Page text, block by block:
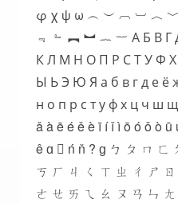
φ χ ψ ω ︵ ︶ ︹ ︺ ︿
﹃ ﹄ ︻ ︼ ︷ ︸ А Б В
К Л М Н О П Р С Т У Ф
Ы Ь Э Ю Я а б в г д е ё
н о п р с т у ф х ц ч ш
ǎ à ē é ě è ī í ǐ ì ō ó ǒ ò ū
ê ɑ  ń ň ? ɡ ㄅ ㄆ ㄇ ㄈ
ㄎ ㄏ ㄐ ㄑ ㄒ ㄓ ㄔ ㄕ
ㄜ ㄝ ㄞ ㄟ ㄠ ㄡ ㄢ ㄣ